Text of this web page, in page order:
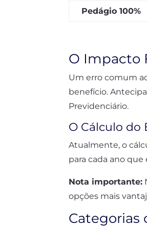
Pedágio 100%
O Impacto
Um erro comum
benefício.
Previdenciário.
O Cálculo do
Atualmente, o
para cada ano
Nota importante:
opções mais
Categorias